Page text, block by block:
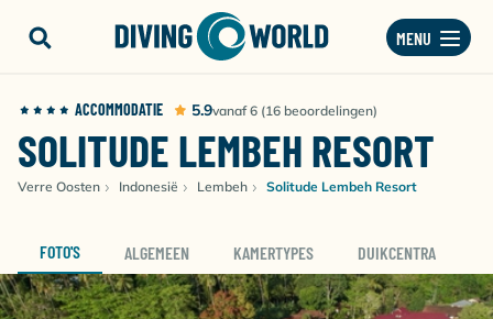
MENU
ACCOMMODATIE 5.9vanaf 6 (16 beoordelingen)
SOLITUDE LEMBEH RESORT
Verre Oosten Indonesië Lembeh Solitude Lembeh Resort
FOTO'S ALGEMEEN KAMERTYPES DUIKCENTRA